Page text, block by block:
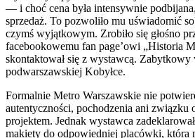
— i choć cena była intensywnie
sprzedaż. To pozwoliło mu uświadomić
czymś wyjątkowym. Zrobiło się głośno
facebookowemu fan page’owi „Historia
skontaktował się z wystawcą.
podwarszawskiej Kobyłce.
Formalnie Metro Warszawskie nie
autentyczności, pochodzenia ani związku
projektem. Jednak wystawca
makiety do odpowiedniej placówki, która